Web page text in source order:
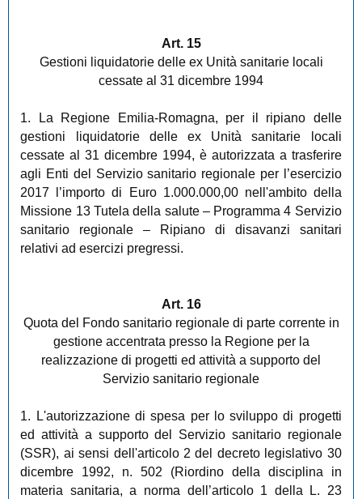
Art. 15
Gestioni liquidatorie delle ex Unità sanitarie locali
cessate al 31 dicembre 1994
1. La Regione Emilia-Romagna, per il ripiano delle
gestioni liquidatorie delle ex Unità sanitarie locali
cessate al 31 dicembre 1994, è autorizzata a trasferire
agli Enti del Servizio sanitario regionale per l’esercizio
2017 l’importo di Euro 1.000.000,00 nell'ambito della
Missione 13 Tutela della salute – Programma 4 Servizio
sanitario regionale – Ripiano di disavanzi sanitari
relativi ad esercizi pregressi.
Art. 16
Quota del Fondo sanitario regionale di parte corrente in
gestione accentrata presso la Regione per la
realizzazione di progetti ed attività a supporto del
Servizio sanitario regionale
1. L'autorizzazione di spesa per lo sviluppo di progetti
ed attività a supporto del Servizio sanitario regionale
(SSR), ai sensi dell'articolo 2 del decreto legislativo 30
dicembre 1992, n. 502 (Riordino della disciplina in
materia sanitaria, a norma dell’articolo 1 della L. 23